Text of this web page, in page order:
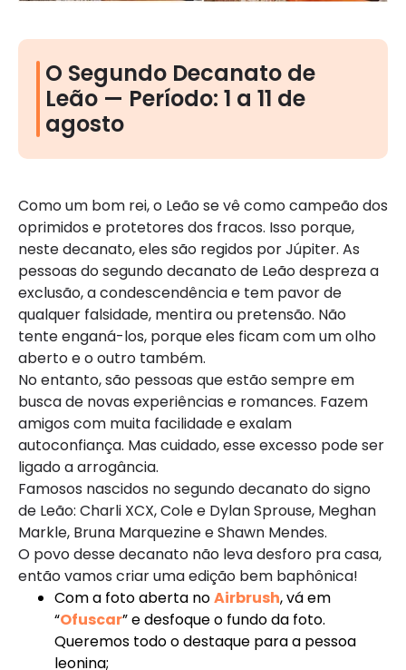
O Segundo Decanato de
Leão — Período: 1 a 11 de
agosto
Como um bom rei, o Leão se vê como campeão dos
oprimidos e protetores dos fracos. Isso porque,
neste decanato, eles são regidos por Júpiter. As
pessoas do segundo decanato de Leão despreza a
exclusão, a condescendência e tem pavor de
qualquer falsidade, mentira ou pretensão. Não
tente enganá-los, porque eles ficam com um olho
aberto e o outro também.
No entanto, são pessoas que estão sempre em
busca de novas experiências e romances. Fazem
amigos com muita facilidade e exalam
autoconfiança. Mas cuidado, esse excesso pode ser
ligado a arrogância.
Famosos nascidos no segundo decanato do signo
de Leão: Charli XCX, Cole e Dylan Sprouse, Meghan
Markle, Bruna Marquezine e Shawn Mendes.
O povo desse decanato não leva desforo pra casa,
então vamos criar uma edição bem baphônica!
Com a foto aberta noAirbrush, vá em
“Ofuscar” e desfoque o fundo da foto.
Queremos todo o destaque para a pessoa
leonina;